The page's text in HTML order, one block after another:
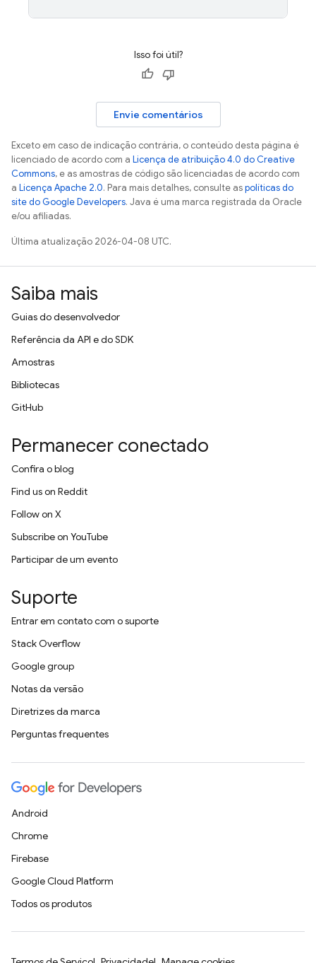
Isso foi útil?
Envie comentários
Exceto em caso de indicação contrária, o conteúdo desta página é
licenciado de acordo com a Licença de atribuição 4.0 do Creative
Commons, e as amostras de código são licenciadas de acordo com
a Licença Apache 2.0. Para mais detalhes, consulte aspolíticas do
site do Google Developers. Java é uma marca registrada da Oracle
e/ou afiliadas.
Última atualização 2026-04-08 UTC.
Saiba mais
Guias do desenvolvedor
Referência da API e do SDK
Amostras
Bibliotecas
GitHub
Permanecer conectado
Confira o blog
Find us on Reddit
Follow on X
Subscribe on YouTube
Participar de um evento
Suporte
Entrar em contato com o suporte
Stack Overflow
Google group
Notas da versão
Diretrizes da marca
Perguntas frequentes
Android
Chrome
Firebase
Google Cloud Platform
Todos os produtos